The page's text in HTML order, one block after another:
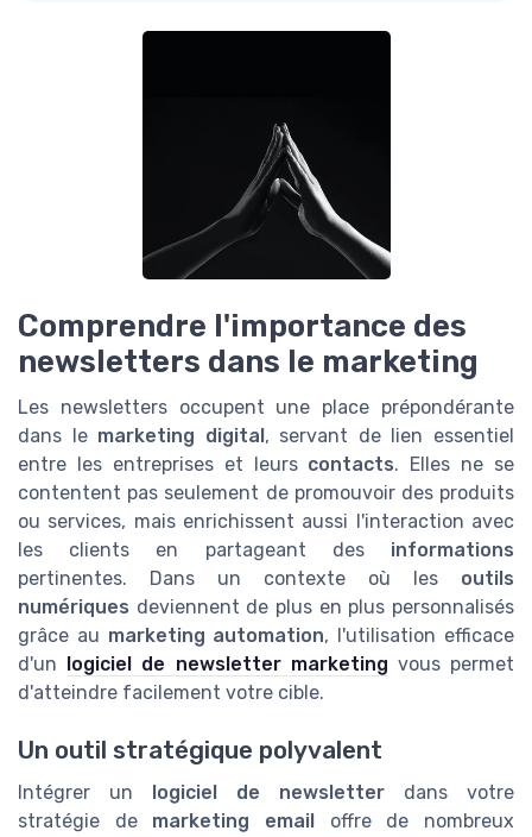
Comprendre l'importance des
newsletters dans le marketing
Les newsletters occupent une place prépondérante
dans le marketing digital, servant de lien essentiel
entre les entreprises et leurs contacts. Elles ne se
contentent pas seulement de promouvoir des produits
ou services, mais enrichissent aussi l'interaction avec
les clients en partageant des informations
pertinentes. Dans un contexte où les outils
numériques deviennent de plus en plus personnalisés
grâce au marketing automation, l'utilisation efficace
d'un logiciel de newsletter marketing vous permet
d'atteindre facilement votre cible.
Un outil stratégique polyvalent
Intégrer un logiciel de newsletter dans votre
stratégie de marketing email
offre de nombreux